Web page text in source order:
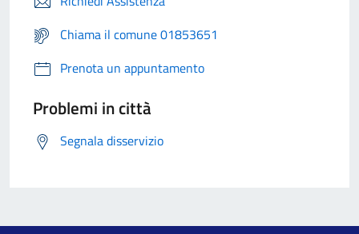
Chiama il comune 01853651
Prenota un appuntamento
Problemi in città
Segnala disservizio